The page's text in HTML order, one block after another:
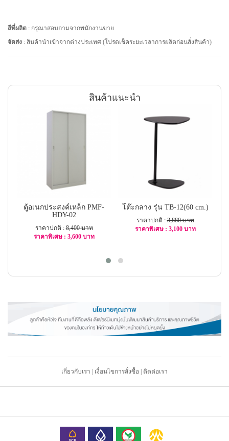
สีที่ผลิต : กรุณาสอบถามจากพนักงานขาย
จัดส่ง : สินค้านำเข้าจากต่างประเทศ (โปรดเช็คระยะเวลาการผลิตก่อนสั่งสินค้า)
สินค้าแนะนำ
ตู้อเนกประสงค์เหล็ก PMF-
HDY-02
ราคาปกติ :8,400 บาท
ราคาพิเศษ : 3,600 บาท
โต๊ะกลาง รุ่น TB-12(60 cm.)
ราคาปกติ :3,880 บาท
ราคาพิเศษ : 3,100 บาท
เกี่ยวกับเรา เงื่อนไขการสั่งซื้อ ติดต่อเรา